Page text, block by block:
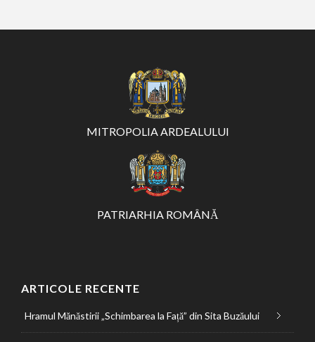
MITROPOLIA ARDEALULUI
PATRIARHIA ROMÂNĂ
ARTICOLE RECENTE
Hramul Mănăstirii „Schimbarea la Față” din Sita Buzăului